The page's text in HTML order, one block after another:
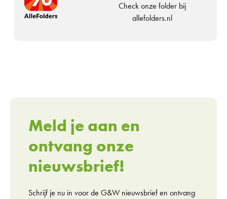
Check onze folder bij
allefolders.nl
Meld je aan en
ontvang onze
nieuwsbrief!
Schrijf je nu in voor de G&W nieuwsbrief en ontvang